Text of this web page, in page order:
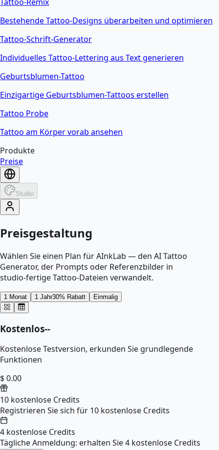
Bestehende Tattoo-Designs überarbeiten und optimieren
Tattoo-Schrift-Generator
Individuelles Tattoo-Lettering aus Text generieren
Geburtsblumen-Tattoo
Einzigartige Geburtsblumen-Tattoos erstellen
Tattoo Probe
Tattoo am Körper vorab ansehen
Produkte
Preise
Studio
Preisgestaltung
Wählen Sie einen Plan für AInkLab — den AI Tattoo
Generator, der Prompts oder Referenzbilder in
studio‑fertige Tattoo‑Dateien verwandelt.
1 Monat 1 Jahr30% Rabatt Einmalig
Kostenlos--
Kostenlose Testversion, erkunden Sie grundlegende
Funktionen
$ 0.00
10 kostenlose Credits
Registrieren Sie sich für 10 kostenlose Credits
4 kostenlose Credits
Tägliche Anmeldung: erhalten Sie 4 kostenlose Credits